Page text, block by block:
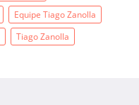
Equipe Tiago Zanolla
Tiago Zanolla